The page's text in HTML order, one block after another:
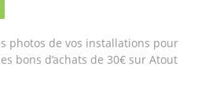
photos de vos installations pour
bons d’achats de 30€ sur Atout